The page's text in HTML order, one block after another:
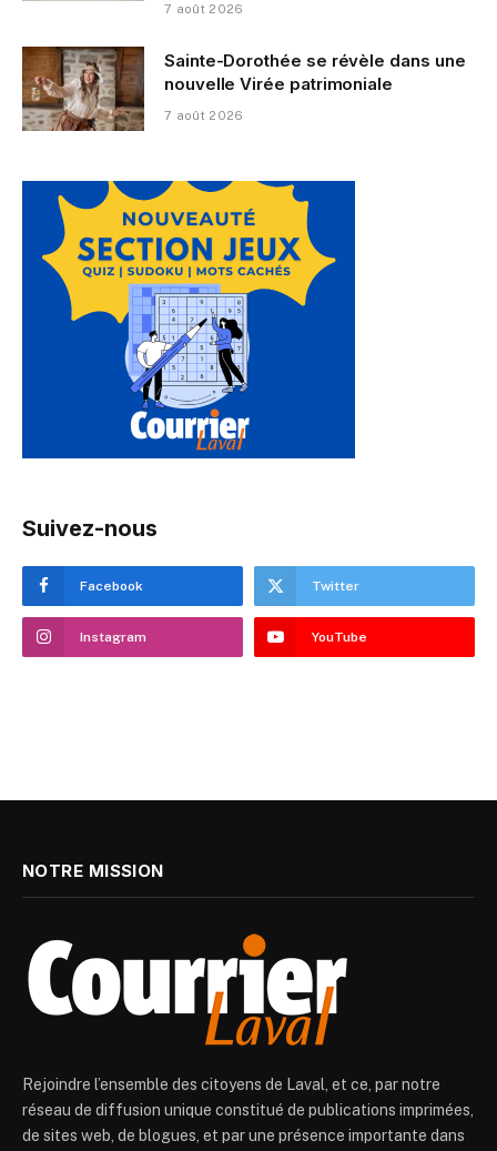
7 août 2026
Sainte-Dorothée se révèle dans une
nouvelle Virée patrimoniale
7 août 2026
Suivez-nous
Facebook Twitter
Instagram YouTube
NOTRE MISSION
Rejoindre l’ensemble des citoyens de Laval, et ce, par notre
réseau de diffusion unique constitué de publications imprimées,
de sites web, de blogues, et par une présence importante dans